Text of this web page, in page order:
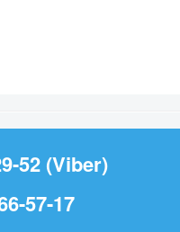
52 (Viber)
57-17